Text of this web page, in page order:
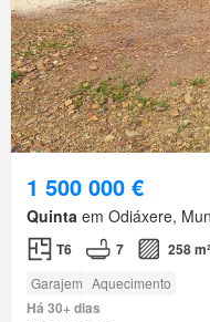
1 500 000 €
Quinta em Odiáxere,
T6 7 258 m²
Garajem Aquecimento
Há 30+ dias